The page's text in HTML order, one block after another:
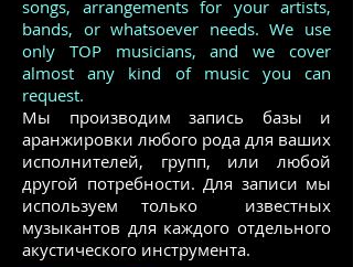
songs, arrangements for your artists,
bands, or whatsoever needs. We use
only TOP musicians, and we cover
almost any kind of music you can
request.
Мы производим запись базы и
аранжировки любого рода для ваших
исполнителей, групп, или любой
другой потребности. Для записи мы
используем только известных
музыкантов для каждого отдельного
акустического инструмента.